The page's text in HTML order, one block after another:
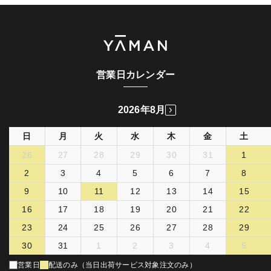
営業日カレンダー
2026年8月
日 月 火 水 木 金
土
26
27 28 29 30 31
1
2
3 4 5 6 7
8
9
10 11 12 13 14
15
16
17 18 19 20 21
22
23
24 25 26 27 28
29
30
31 1 2 3 4 5
営業日 配送のみ（当日出荷サービス対象注文のみ）